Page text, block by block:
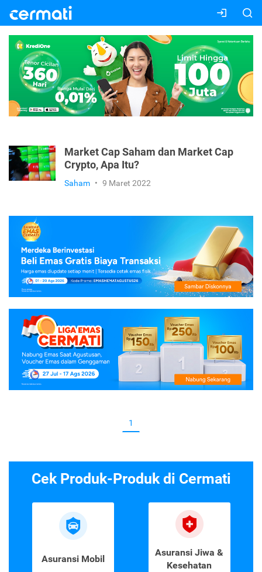
Market Cap Saham dan Market Cap
Crypto, Apa Itu?
Saham • 9 Maret 2022
1
Cek Produk-Produk di Cermati
Asuransi Mobil
Asuransi Jiwa &
Kesehatan